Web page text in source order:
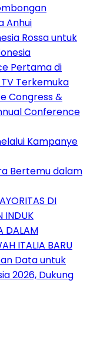
Anhui
Rossa untuk
Pertama di
Terkemuka
Congress &
Conference
Kampanye
Bertemu dalam
DI
INDUK
DALAM
ITALIA BARU
Data untuk
2026, Dukung